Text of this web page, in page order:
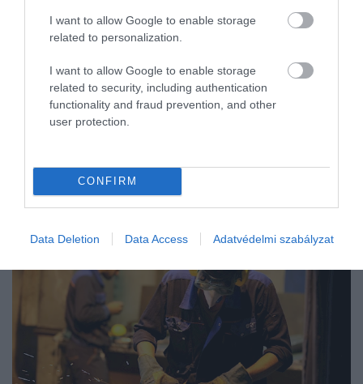
I want to allow Google to enable storage
related to personalization.
I want to allow Google to enable storage
related to security, including authentication
functionality and fraud prevention, and other
user protection.
CONFIRM
Data Deletion Data Access Adatvédelmi szabályzat